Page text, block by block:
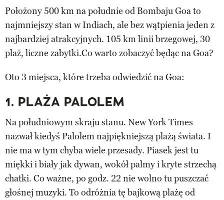
Położony 500 km na południe od Bombaju Goa to
najmniejszy stan w Indiach, ale bez wątpienia jeden z
najbardziej atrakcyjnych. 105 km linii brzegowej, 30
plaż, liczne zabytki.Co warto zobaczyć będąc na Goa?
Oto 3 miejsca, które trzeba odwiedzić na Goa:
1. PLAŻA PALOLEM
Na południowym skraju stanu. New York Times
nazwał kiedyś Palolem najpiękniejszą plażą świata. I
nie ma w tym chyba wiele przesady. Piasek jest tu
miękki i biały jak dywan, wokół palmy i kryte strzechą
chatki. Co ważne, po godz. 22 nie wolno tu puszczać
głośnej muzyki. To odróżnia tę bajkową plażę od